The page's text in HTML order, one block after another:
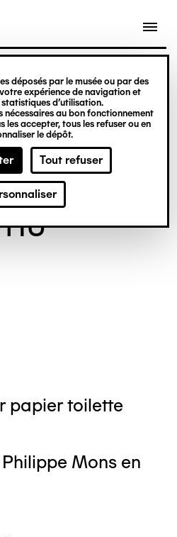
déposés par le musée ou par des
expérience de navigation et
statistiques d’utilisation.
nécessaires au bon fonctionnement
les accepter, tous les refuser ou en
le dépôt.
Tout refuser
Dewitte/LaM Lille
moderne d’art
brut
papier toilette
Mons en